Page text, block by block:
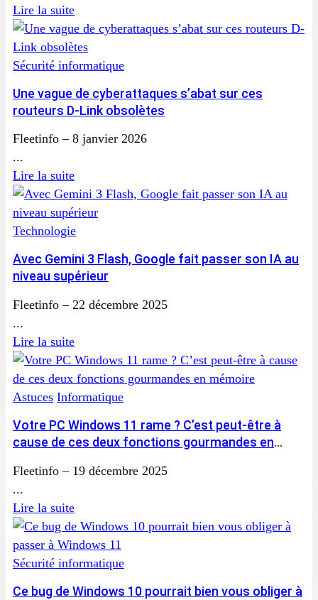
Lire la suite
Sécurité informatique
Une vague de cyberattaques s’abat sur ces
routeurs D-Link obsolètes
Fleetinfo – 8 janvier 2026
...
Lire la suite
Technologie
Avec Gemini 3 Flash, Google fait passer son IA au
niveau supérieur
Fleetinfo – 22 décembre 2025
...
Lire la suite
Astuces Informatique
Votre PC Windows 11 rame ? C’est peut-être à
cause de ces deux fonctions gourmandes en
Fleetinfo – 19 décembre 2025
...
Lire la suite
Sécurité informatique
Ce bug de Windows 10 pourrait bien vous obliger à